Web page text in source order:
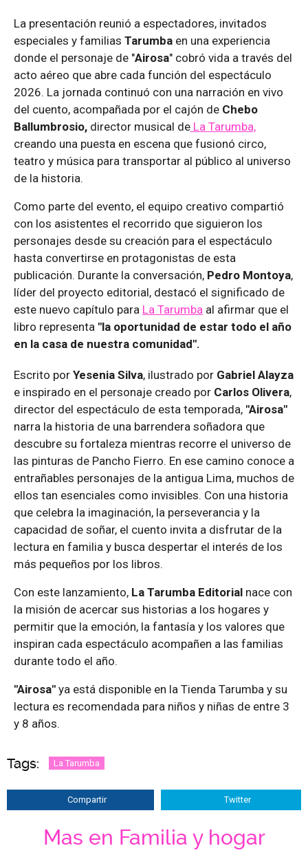
La presentación reunió a espectadores, invitados
especiales y familias Tarumba en una experiencia
donde el personaje de "Airosa" cobró vida a través del
acto aéreo que abre cada función del espectáculo
2026. La jornada continuó con una narración en vivo
del cuento, acompañada por el cajón de Chebo
Ballumbrosio, director musical de La Tarumba,
creando una puesta en escena que fusionó circo,
teatro y música para transportar al público al universo
de la historia.
Como parte del evento, el equipo creativo compartió
con los asistentes el recorrido que siguieron los
personajes desde su creación para el espectáculo
hasta convertirse en protagonistas de esta
publicación. Durante la conversación, Pedro Montoya,
líder del proyecto editorial, destacó el significado de
este nuevo capítulo para La Tarumba al afirmar que el
libro representa "la oportunidad de estar todo el año
en la casa de nuestra comunidad".
Escrito por Yesenia Silva, ilustrado por Gabriel Alayza
e inspirado en el personaje creado por Carlos Olivera,
director del espectáculo de esta temporada, "Airosa"
narra la historia de una barrendera soñadora que
descubre su fortaleza mientras recorre el universo de
las pinturas de Pancho Fierro. En ese camino conoce a
entrañables personajes de la antigua Lima, muchos de
ellos tan esenciales como invisibles. Con una historia
que celebra la imaginación, la perseverancia y la
capacidad de soñar, el cuento invita a disfrutar de la
lectura en familia y busca despertar el interés de los
más pequeños por los libros.
Con este lanzamiento, La Tarumba Editorial nace con
la misión de acercar sus historias a los hogares y
permitir que la emoción, la fantasía y los valores que
inspiran cada espectáculo acompañen a las familias
durante todo el año.
"Airosa" ya está disponible en la Tienda Tarumba y su
lectura es recomendada para niños y niñas de entre 3
y 8 años.
Tags: La Tarumba
Compartir Twitter
Mas en Familia y hogar